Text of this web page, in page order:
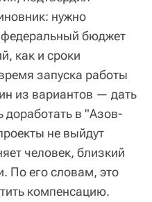
нужно
федеральный бюджет
как и сроки
запуска работы
из вариантов — дать
в "Азов-
не выйдут
человек, близкий
По его словам, это
компенсацию.